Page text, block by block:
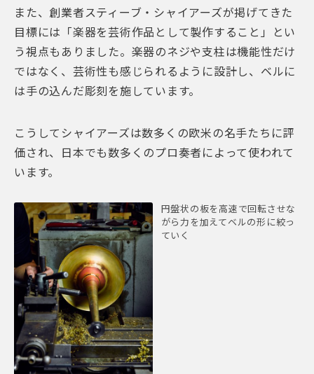
また、創業者スティーブ・シャイアーズが掲げてきた
目標には「楽器を芸術作品として製作すること」とい
う視点もありました。楽器のネジや支柱は機能性だけ
ではなく、芸術性も感じられるように設計し、ベルに
は手の込んだ彫刻を施しています。
こうしてシャイアーズは数多くの欧米の名手たちに評
価され、日本でも数多くのプロ奏者によって使われて
います。
円盤状の板を高速で回転させな
がら力を加えてベルの形に絞っ
ていく